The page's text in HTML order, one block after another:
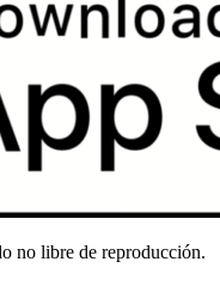
no libre de reproducción.